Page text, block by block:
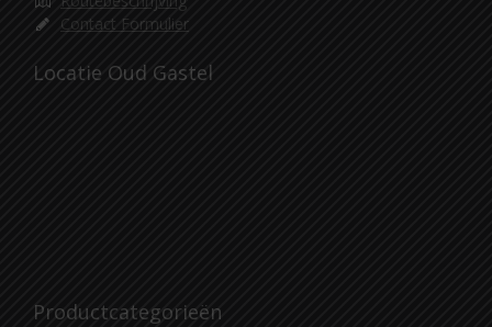
Contact Formulier
Locatie Oud Gastel
Productcategorieën